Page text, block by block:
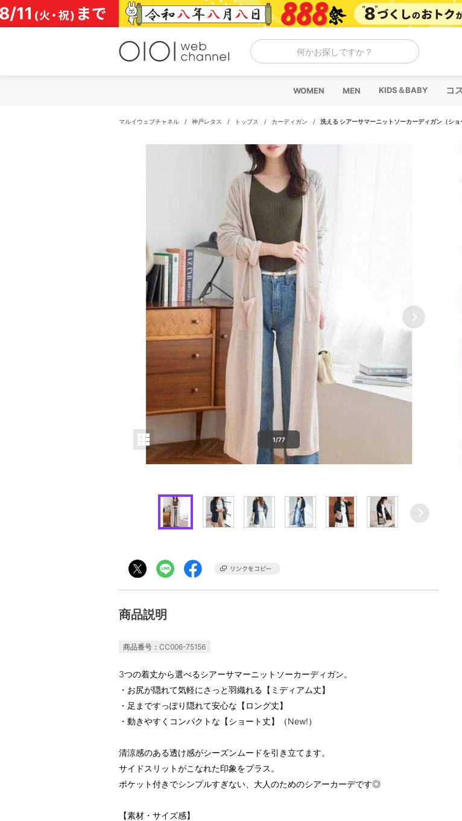
コ
ン
テ
何かお探しですか？
WOMEN MEN KIDS＆BABY コ
マルイウェブチャネル / 神戸レタス / トップス / カーディガン / 洗える シアーサマーニットソーカーディガン（シ
1/77
商品説明
商品番号：CC006-75156
3つの着丈から選べるシアーサマーニットソーカーディガン。
・お尻が隠れて気軽にさっと羽織れる【ミディアム丈】
・足まですっぽり隠れて安心な【ロング丈】
・動きやすくコンパクトな【ショート丈】（New!）
清涼感のある透け感がシーズンムードを引き立てます。
サイドスリットがこなれた印象をプラス。
ポケット付きでシンプルすぎない、大人のためのシアーカーデです◎
【素材・サイズ感】